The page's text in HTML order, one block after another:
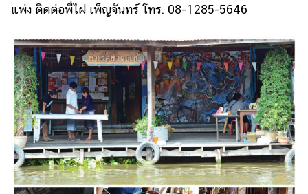
Infographic
บริการ
แอปฯ
กระปุก
คอร์ส
ออนไลน์
เรียน
เลข
ออนไลน์
แพ่ง ติดต่อพี่ไฝ เพ็ญจันทร์ โทร. 08-1285-5646